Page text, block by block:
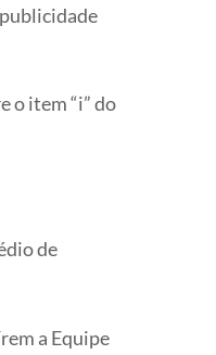
o item “i” do
de
a Equipe